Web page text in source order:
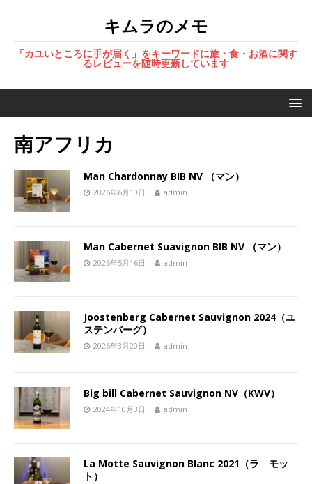
キムラのメモ
「カユいところに手が届く」をキーワードに旅・食・お酒に関す
るレビューを随時更新しています
南アフリカ
Man Chardonnay BIB NV （マン）
2026年6月10日 admin
Man Cabernet Suavignon BIB NV （マン）
2026年5月16日 admin
Joostenberg Cabernet Sauvignon 2024（ユ
ステンバーグ）
2026年3月20日 admin
Big bill Cabernet Sauvignon NV（KWV）
2024年10月3日 admin
La Motte Sauvignon Blanc 2021（ラ モッ
ト）